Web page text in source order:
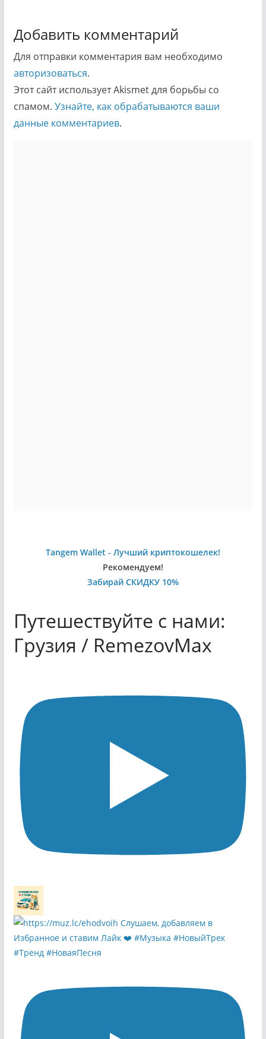
Добавить комментарий
Для отправки комментария вам необходимо
авторизоваться.
Этот сайт использует Akismet для борьбы со
спамом. Узнайте, как обрабатываются ваши
данные комментариев.
Tangem Wallet - Лучший криптокошелек!
Рекомендуем!
Забирай СКИДКУ 10%
Путешествуйте с нами:
Грузия / RemezovMax